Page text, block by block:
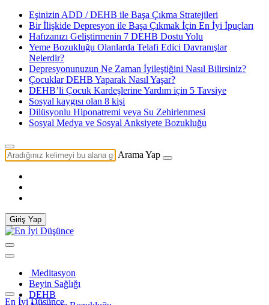
Eşinizin ADD / DEHB ile Başa Çıkma Stratejileri
Bir İlişkide Depresyon ile Başa Çıkmak İçin En İyi İpuçları
Hafızanızı Geliştirmenin 7 DEHB Dostu Yolu
Yeme Bozukluğu Olanlarda Telafi Edici Davranışlar
Nelerdir?
Depresyonunuzun Ne Zaman İyileştiğini Nasıl Bilirsiniz?
Çocuklar DEHB Yaparak Nasıl Yaşar?
DEHB’li Çocuk Kardeşlerine Yardım için 5 Tavsiye
Sosyal kaygısı olan 8 kişi
Dilüsyonlu Hiponatremi veya Su Zehirlenmesi
Sosyal Medya ve Sosyal Anksiyete Bozukluğu
Arama Yap
Giriş Yap
Meditasyon
Beyin Sağlığı
DEHB
En İyi Düşünce